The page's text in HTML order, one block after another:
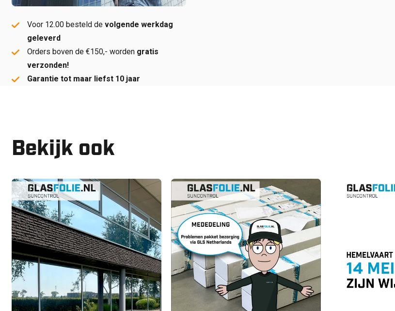
Voor 12.00 besteld de volgende werkdag
geleverd
Orders boven de €150,- worden gratis
verzonden!
Garantie tot maar liefst 10 jaar
Bekijk ook